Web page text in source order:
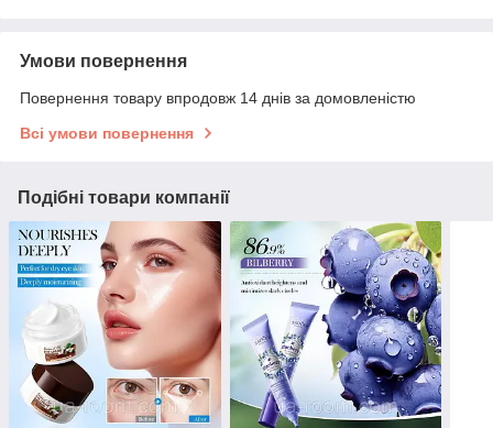
Умови повернення
Повернення товару впродовж 14 днів за домовленістю
Всі умови повернення
Подібні товари компанії